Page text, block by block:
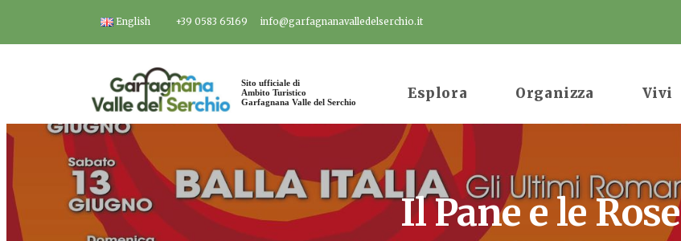
contenuto
English +39 0583 65169 info@garfagnanavalledelserchio.it
Sito ufficiale di
Ambito Turistico
Garfagnana Valle del Serchio
Esplora Organizza Vivi
Il Pane e le Rose